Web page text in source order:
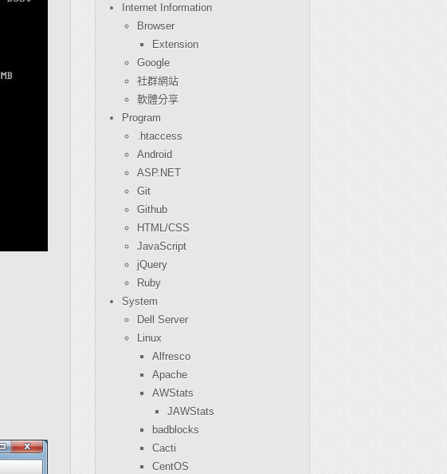
Internet Information
Browser
Extension
Google
社群網站
軟體分享
Program
.htaccess
Android
ASP.NET
Git
Github
HTML/CSS
JavaScript
jQuery
Ruby
System
Dell Server
Linux
Alfresco
Apache
AWStats
JAWStats
badblocks
Cacti
CentOS